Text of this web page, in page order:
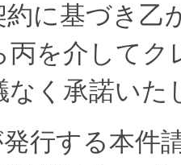
約に基づき乙
丙を介して
なく承諾いた
行する本件